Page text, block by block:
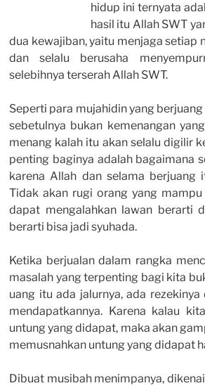
hidup ini ternyata
hasil itu Allah SWT
dua kewajiban, yaitu menjaga setiap
dan selalu berusaha
selebihnya terserah Allah SWT.
Seperti para mujahidin yang
sebetulnya bukan kemenangan
menang kalah itu akan selalu digilir
penting baginya adalah bagaimana
karena Allah dan selama berjuang
Tidak akan rugi orang yang
dapat mengalahkan lawan berarti
berarti bisa jadi syuhada.
Ketika berjualan dalam rangka
masalah yang terpenting bagi kita
uang itu ada jalurnya, ada
mendapatkannya. Karena kalau
untung yang didapat, maka akan
memusnahkan untung yang didapat
Dibuat musibah menimpanya,